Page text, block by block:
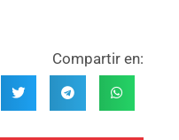
Compartir en: